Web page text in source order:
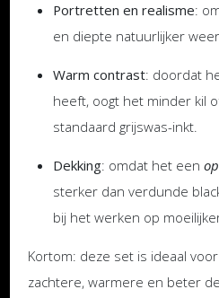
Portretten en realisme:
en diepte natuurlijker
Warm contrast: doordat
heeft, oogt het minder kil
standaard grijswas-inkt.
Dekking: omdat het een
sterker dan verdunde
bij het werken op
Kortom: deze set is ideaal
zachtere, warmere en beter